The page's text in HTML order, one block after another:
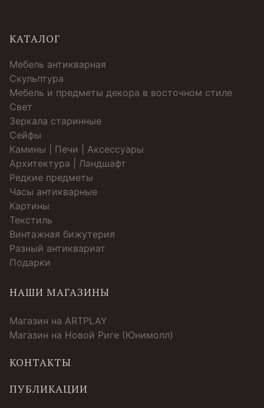
КАТАЛОГ
Мебель антикварная
Скульптура
Мебель и предметы декора в восточном стиле
Свет
Зеркала старинные
Cейфы
Камины | Печи | Аксессуары
Архитектура | Ландшафт
Редкие предметы
Часы антикварные
Картины
Текстиль
Винтажная бижутерия
Разный антиквариат
Подарки
НАШИ МАГАЗИНЫ
Магазин на ARTPLAY
Магазин на Новой Риге (Юнимолл)
КОНТАКТЫ
ПУБЛИКАЦИИ